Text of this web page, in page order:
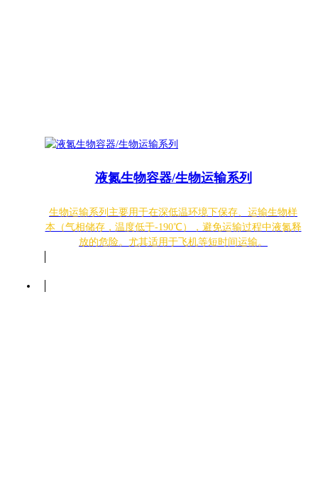
液氮生物容器/生物运输系列
生物运输系列主要用于在深低温环境下保存、运输生物样
本（气相储存，温度低于-190℃），避免运输过程中液氮释
放的危险。尤其适用于飞机等短时间运输。